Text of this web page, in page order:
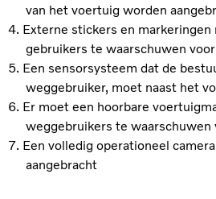
van het voertuig worden
Externe stickers en
gebruikers te waarschuwen
Een sensorsysteem dat de
weggebruiker, moet naast het
Er moet een hoorbare
weggebruikers te
Een volledig operationeel
aangebracht